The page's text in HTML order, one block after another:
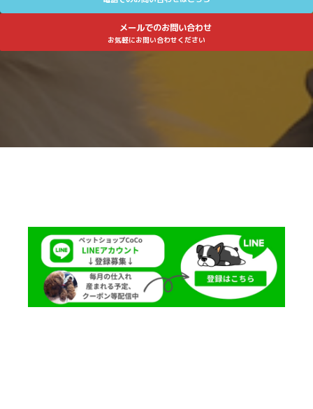
メールでのお問い合わせ
お気軽にお問い合わせください